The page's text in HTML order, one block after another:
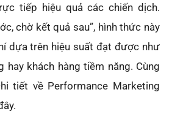
tiếp hiệu quả các chiến dịch.
chờ kết quả sau”, hình thức này
dựa trên hiệu suất đạt được như
hay khách hàng tiềm năng. Cùng
tiết về Performance Marketing